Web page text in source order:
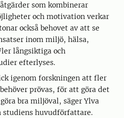
som kombinerar
och motivation verkar
också behovet av att se
inom miljö, hälsa,
långsiktiga och
efterlyses.
igenom forskningen att fler
prövas, för att göra det
bra miljöval, säger Ylva
studiens huvudförfattare.